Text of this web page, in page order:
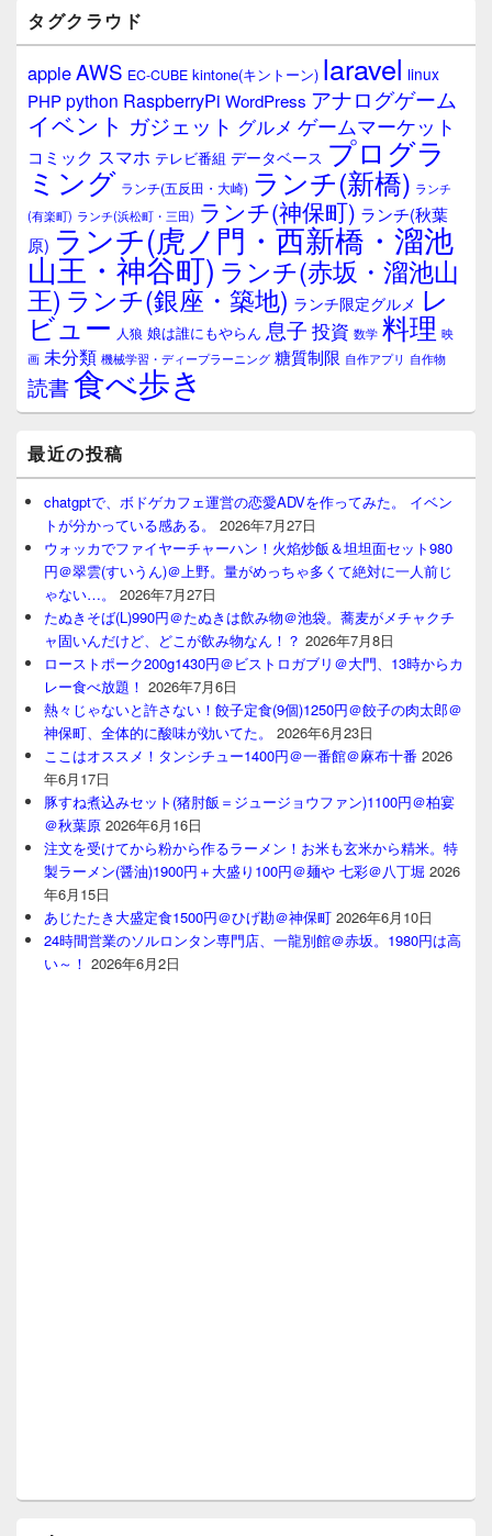
タグクラウド
appleAWS EC-CUBE kintone(キントーン) laravel linux
PHPpython RaspberryPi WordPress アナログゲーム
イベント ガジェット グルメ ゲームマーケット
コミック スマホ テレビ番組 データベース プログラ
ミング ランチ(五反田・大崎) ランチ(新橋) ランチ
(有楽町) ランチ(浜松町・三田) ランチ(神保町) ランチ(秋葉
原) ランチ(虎ノ門・西新橋・溜池
山王・神谷町) ランチ(赤坂・溜池山
王) ランチ(銀座・築地) ランチ限定グルメ レ
ビュー 人狼 娘は誰にもやらん 息子 投資 数学 料理 映
画 未分類 機械学習・ディープラーニング 糖質制限 自作アプリ 自作物
読書食べ歩き
最近の投稿
chatgptで、ボドゲカフェ運営の恋愛ADVを作ってみた。 イベン
トが分かっている感ある。
2026年7月27日
ウォッカでファイヤーチャーハン！火焰炒飯＆坦坦面セット980
円＠翠雲(すいうん)＠上野。量がめっちゃ多くて絶対に一人前じ
ゃない…。
2026年7月27日
たぬきそば(L)990円＠たぬきは飲み物＠池袋。蕎麦がメチャクチ
ャ固いんだけど、どこが飲み物なん！？ 2026年7月8日
ローストポーク200g1430円＠ビストロガブリ＠大門、13時からカ
レー食べ放題！ 2026年7月6日
熱々じゃないと許さない！餃子定食(9個)1250円＠餃子の肉太郎＠
神保町、全体的に酸味が効いてた。
2026年6月23日
ここはオススメ！タンシチュー1400円＠一番館＠麻布十番 2026
年6月17日
豚すね煮込みセット(猪肘飯＝ジュージョウファン)1100円＠柏宴
＠秋葉原 2026年6月16日
注文を受けてから粉から作るラーメン！お米も玄米から精米。特
製ラーメン(醤油)1900円＋大盛り100円＠麺や 七彩＠八丁堀 2026
年6月15日
あじたたき大盛定食1500円＠ひげ勘＠神保町 2026年6月10日
24時間営業のソルロンタン専門店、一龍別館＠赤坂。1980円は高
い～！ 2026年6月2日